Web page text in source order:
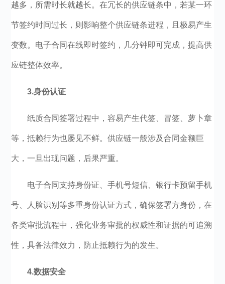
越多，所需时长就越长。在冗长的供应链条中，若某一环
节签约时间过长，则影响整个供应链条进程，且极易产生
变数。电子合同在线即时签约，几分钟即可完成，提高供
应链整体效率。
3.身份认证
纸质合同签署过程中，容易产生代签、冒签、萝卜章
等，抵赖行为也屡见不鲜。供应链一般涉及合同金额巨
大，一旦出现问题，后果严重。
电子合同支持身份证、手机号短信、银行卡预留手机
号、人脸识别等多重身份认证方式，确保签署方身份，在
各类审批流程中，强化业务审批的权威性和证据的可追溯
性，具备法律效力，防止抵赖行为的发生。
4.数据安全